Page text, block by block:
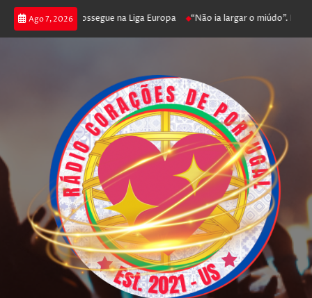
Ago 7, 2026
poker e prossegue na Liga Europa “Não ia largar o miúdo”.